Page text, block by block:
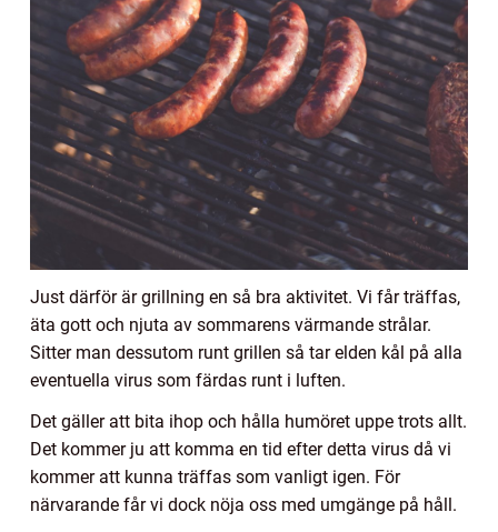
Just därför är grillning en så bra aktivitet. Vi får träffas,
äta gott och njuta av sommarens värmande strålar.
Sitter man dessutom runt grillen så tar elden kål på alla
eventuella virus som färdas runt i luften.
Det gäller att bita ihop och hålla humöret uppe trots allt.
Det kommer ju att komma en tid efter detta virus då vi
kommer att kunna träffas som vanligt igen. För
närvarande får vi dock nöja oss med umgänge på håll.